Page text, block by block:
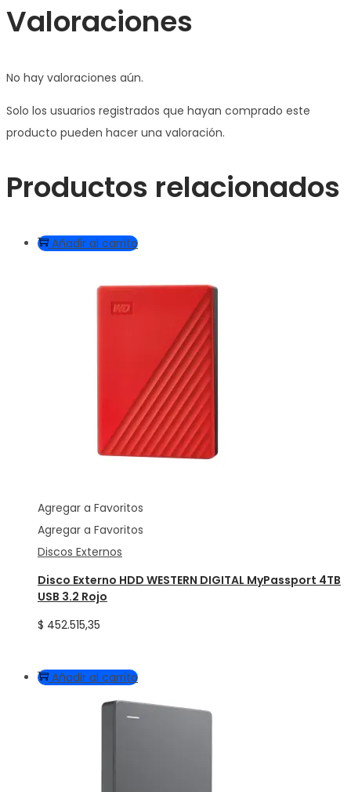
Valoraciones
No hay valoraciones aún.
Solo los usuarios registrados que hayan comprado este
producto pueden hacer una valoración.
Productos relacionados
Añadir al carrito
Agregar a Favoritos
Agregar a Favoritos
Discos Externos
Disco Externo HDD WESTERN DIGITAL MyPassport 4TB
USB 3.2 Rojo
$ 452.515,35
Añadir al carrito